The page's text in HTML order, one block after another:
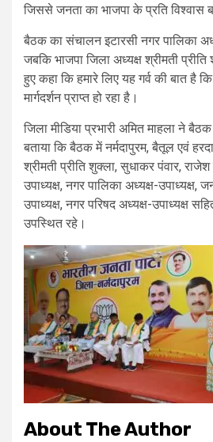
जिससे जनता का भाजपा के प्रति विश्वास
बैठक का संचालन इटारसी नगर पालिका
जबकि भाजपा जिला अध्यक्ष श्रीमती
हुए कहा कि हमारे लिए यह गर्व की बात है
मार्गदर्शन प्राप्त हो रहा है।
जिला मीडिया प्रभारी अमित माहला ने
बताया कि बैठक में नर्मदापुरम, बैतूल एवं
श्रीमती प्रीति शुक्ला, सुधाकर पंवार, राजेश
उपाध्यक्ष, नगर पालिका अध्यक्ष-उपाध्यक्ष,
उपाध्यक्ष, नगर परिषद अध्यक्ष-उपाध्यक्ष
उपस्थित रहे।
About The Author